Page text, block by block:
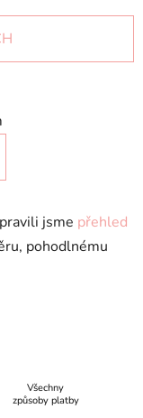
jsme přehled
pohodlnému
Všechny
způsoby platby